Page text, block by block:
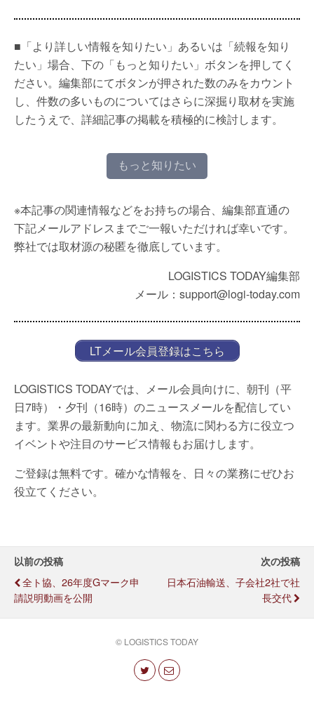
■「より詳しい情報を知りたい」あるいは「続報を知り
たい」場合、下の「もっと知りたい」ボタンを押してく
ださい。編集部にてボタンが押された数のみをカウント
し、件数の多いものについてはさらに深掘り取材を実施
したうえで、詳細記事の掲載を積極的に検討します。
もっと知りたい
※本記事の関連情報などをお持ちの場合、編集部直通の
下記メールアドレスまでご一報いただければ幸いです。
弊社では取材源の秘匿を徹底しています。
LOGISTICS TODAY編集部
メール：support@logi-today.com
LTメール会員登録はこちら
LOGISTICS TODAYでは、メール会員向けに、朝刊（平
日7時）・夕刊（16時）のニュースメールを配信してい
ます。業界の最新動向に加え、物流に関わる方に役立つ
イベントや注目のサービス情報もお届けします。
ご登録は無料です。確かな情報を、日々の業務にぜひお
役立てください。
以前の投稿
全ト協、26年度Gマーク申
請説明動画を公開
次の投稿
日本石油輸送、子会社2社で社
長交代
© LOGISTICS TODAY